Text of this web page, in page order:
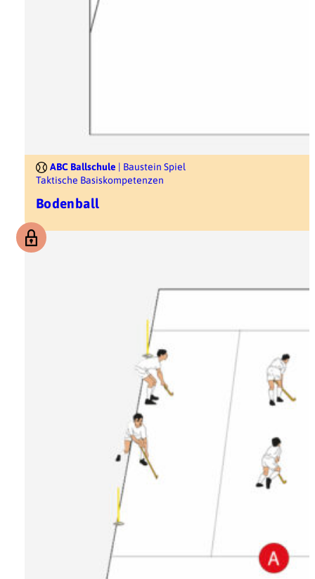
ABC Ballschule | Baustein Spiel
Taktische Basiskompetenzen
Bodenball